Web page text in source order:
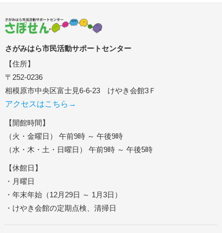
さがみはら市民活動サポートセンター
【住所】
〒252-0236
相模原市中央区富士見6-6-23 けやき会館3Ｆ
アクセスはこちら→
【開館時間】
（火・金曜日） 午前9時 ～ 午後9時
（水・木・土・日曜日） 午前9時 ～ 午後5時
【休館日】
・月曜日
・年末年始（12月29日 ～ 1月3日）
・けやき会館の定期点検、清掃日